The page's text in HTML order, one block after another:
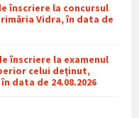
înscriere la concursul
Vidra, în data de
înscriere la examenul
celui deținut,
data de 24.08.2026